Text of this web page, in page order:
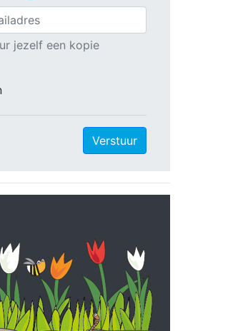
jezelf een kopie
Verstuur